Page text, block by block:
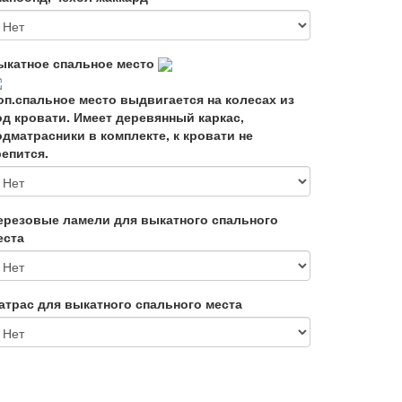
спальное место
место выдвигается на колесах из
кровати. Имеет деревянный каркас,
в комплекте, к кровати не
ламели для выкатного спального
для выкатного спального места